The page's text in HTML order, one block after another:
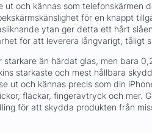
ut och kännas som telefonskärmen
för en knappt
ytan ger detta ett hårt
för att leverera långvarigt, tåligt
starkare än härdat glas, men bara
starkaste och mest hållbara
ut och kännas precis som din
fläckar, fingeravtryck och mer.
för att skydda produkten från